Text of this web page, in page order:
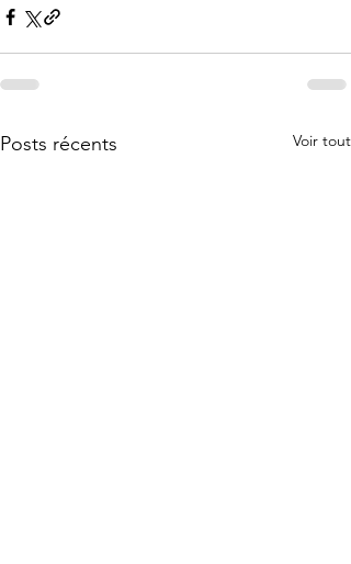
Posts récents Voir tout